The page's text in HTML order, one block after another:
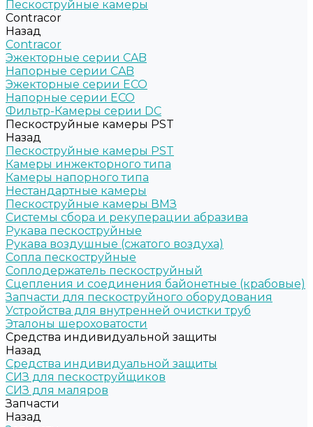
Пескоструйные камеры
Contracor
Назад
Contracor
Эжекторные серии CAB
Напорные серии CAB
Эжекторные серии ECO
Напорные серии ECO
Фильтр-Камеры серии DC
Пескоструйные камеры PST
Назад
Пескоструйные камеры PST
Камеры инжекторного типа
Камеры напорного типа
Нестандартные камеры
Пескоструйные камеры ВМЗ
Системы сбора и рекуперации абразива
Рукава пескоструйные
Рукава воздушные (сжатого воздуха)
Сопла пескоструйные
Соплодержатель пескоструйный
Сцепления и соединения байонетные (крабовые)
Запчасти для пескоструйного оборудования
Устройства для внутренней очистки труб
Эталоны шероховатости
Средства индивидуальной защиты
Назад
Средства индивидуальной защиты
СИЗ для пескоструйщиков
СИЗ для маляров
Запчасти
Назад